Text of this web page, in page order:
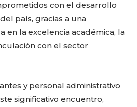
con el desarrollo
país, gracias a una
en la excelencia académica, la
con el sector
y personal administrativo
significativo encuentro,